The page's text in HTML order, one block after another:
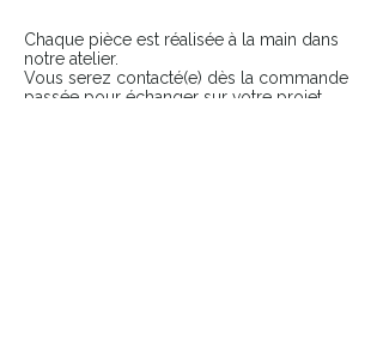
Chaque pièce est réalisée à la main dans
notre atelier.
Vous serez contacté(e) dès la commande
passée pour échanger sur votre projet.